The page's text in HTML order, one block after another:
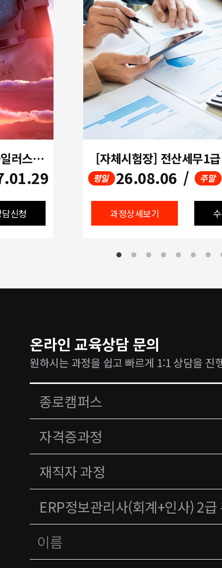
기초부터 영상편집실무(포토샵+일러스트+프리미어+애프터이펙트)(오전반)
신청
[자체시험장] 전산세무1
평일 26.08.06 / 주말
과정상세보기
온라인 교육상담 문의
원하시는 과정을 쉽고 빠르게 1:1 상담을 진